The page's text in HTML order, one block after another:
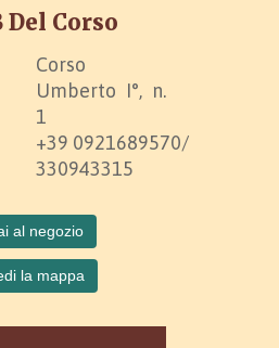
Del Corso
Corso
Umberto I°, n.
1
+39 0921689570/
330943315
al negozio
la mappa